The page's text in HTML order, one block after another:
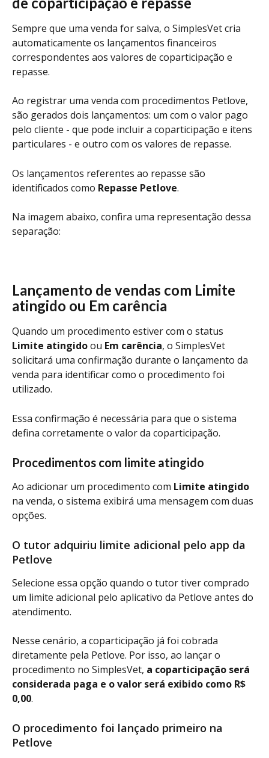
Sempre que uma venda for salva, o SimplesVet cria
automaticamente os lançamentos financeiros
correspondentes aos valores de coparticipação e
repasse.
Ao registrar uma venda com procedimentos Petlove,
são gerados dois lançamentos: um com o valor pago
pelo cliente - que pode incluir a coparticipação e itens
particulares - e outro com os valores de repasse.
Os lançamentos referentes ao repasse são
identificados como Repasse Petlove.
Na imagem abaixo, confira uma representação dessa
separação:
Lançamento de vendas com Limite
atingido ou Em carência
Quando um procedimento estiver com o status
Limite atingido ou Em carência, o SimplesVet
solicitará uma confirmação durante o lançamento da
venda para identificar como o procedimento foi
utilizado.
Essa confirmação é necessária para que o sistema
defina corretamente o valor da coparticipação.
Procedimentos com limite atingido
Ao adicionar um procedimento com Limite atingido
na venda, o sistema exibirá uma mensagem com duas
opções.
O tutor adquiriu limite adicional pelo app da
Petlove
Selecione essa opção quando o tutor tiver comprado
um limite adicional pelo aplicativo da Petlove antes do
atendimento.
Nesse cenário, a coparticipação já foi cobrada
diretamente pela Petlove. Por isso, ao lançar o
procedimento no SimplesVet, a coparticipação será
considerada paga e o valor será exibido como R$
0,00.
O procedimento foi lançado primeiro na
Petlove